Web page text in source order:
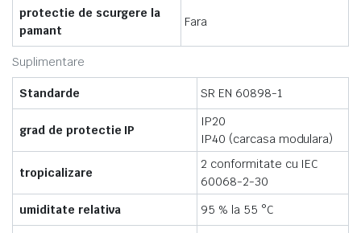
Suplimentare
protectie de scurgere la
pamant
Fara
Standarde SR EN 60898-1
grad de protectie IP
IP20
IP40 (carcasa modulara)
tropicalizare
2 conformitate cu IEC
60068-2-30
umiditate relativa
95 % la 55 °C